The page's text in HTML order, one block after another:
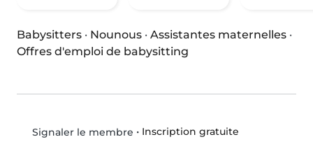
Babysitters · Nounous · Assistantes maternelles ·
Offres d'emploi de babysitting
Signaler le membre • Inscription gratuite